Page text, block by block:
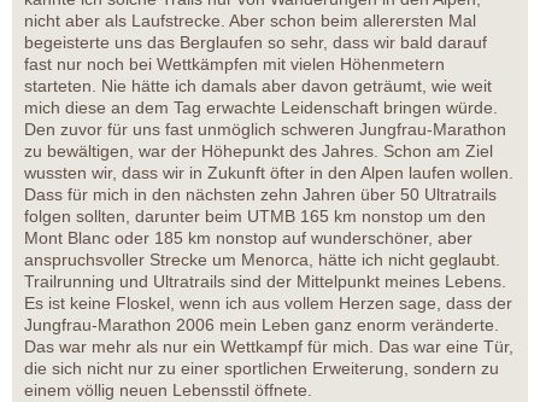
nicht aber als Laufstrecke. Aber schon beim allerersten Mal
begeisterte uns das Berglaufen so sehr, dass wir bald darauf
fast nur noch bei Wettkämpfen mit vielen Höhenmetern
starteten. Nie hätte ich damals aber davon geträumt, wie weit
mich diese an dem Tag erwachte Leidenschaft bringen würde.
Den zuvor für uns fast unmöglich schweren Jungfrau-Marathon
zu bewältigen, war der Höhepunkt des Jahres. Schon am Ziel
wussten wir, dass wir in Zukunft öfter in den Alpen laufen wollen.
Dass für mich in den nächsten zehn Jahren über 50 Ultratrails
folgen sollten, darunter beim UTMB 165 km nonstop um den
Mont Blanc oder 185 km nonstop auf wunderschöner, aber
anspruchsvoller Strecke um Menorca, hätte ich nicht geglaubt.
Trailrunning und Ultratrails sind der Mittelpunkt meines Lebens.
Es ist keine Floskel, wenn ich aus vollem Herzen sage, dass der
Jungfrau-Marathon 2006 mein Leben ganz enorm veränderte.
Das war mehr als nur ein Wettkampf für mich. Das war eine Tür,
die sich nicht nur zu einer sportlichen Erweiterung, sondern zu
einem völlig neuen Lebensstil öffnete.